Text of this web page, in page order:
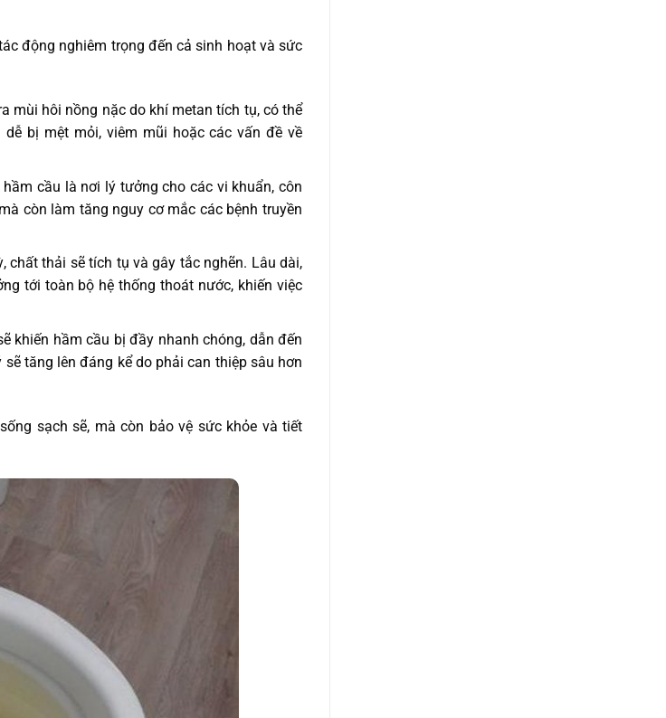
động nghiêm trọng đến cả sinh hoạt và sức
mùi hôi nồng nặc do khí metan tích tụ, có thể
bị mệt mỏi, viêm mũi hoặc các vấn đề về
cầu là nơi lý tưởng cho các vi khuẩn, côn
còn làm tăng nguy cơ mắc các bệnh truyền
chất thải sẽ tích tụ và gây tắc nghẽn. Lâu dài,
tới toàn bộ hệ thống thoát nước, khiến việc
khiến hầm cầu bị đầy nhanh chóng, dẫn đến
tăng lên đáng kể do phải can thiệp sâu hơn
sạch sẽ, mà còn bảo vệ sức khỏe và tiết